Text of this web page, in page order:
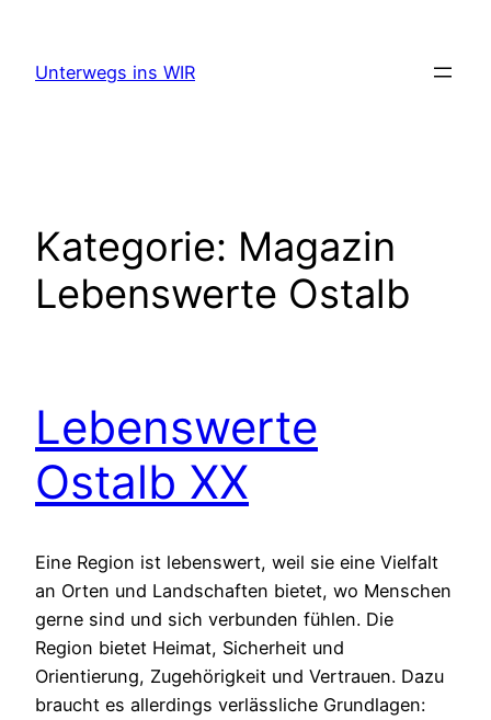
springen
Unterwegs ins WIR
Kategorie: Magazin
Lebenswerte Ostalb
Lebenswerte
Ostalb XX
Eine Region ist lebenswert, weil sie eine Vielfalt
an Orten und Landschaften bietet, wo Menschen
gerne sind und sich verbunden fühlen. Die
Region bietet Heimat, Sicherheit und
Orientierung, Zugehörigkeit und Vertrauen. Dazu
braucht es allerdings verlässliche Grundlagen: